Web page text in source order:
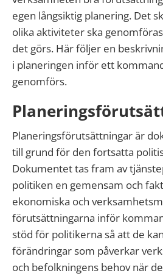
egen långsiktig planering. Det
olika aktiviteter ska
det görs. Här följer en
i planeringen inför ett
genomförs.
Planeringsförutsättningar är
till grund för den fortsatta
Dokumentet tas fram av
politiken en gemensam och
ekonomiska och
förutsättningarna inför
stöd för politikerna så att de
förändringar som påverkar
och befolkningens behov när